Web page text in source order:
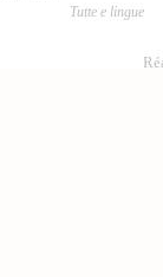
Tutte e lingue